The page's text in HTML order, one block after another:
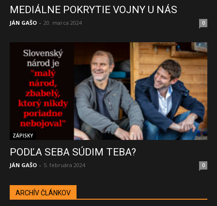
MEDIÁLNE POKRYTIE VOJNY U NÁS
JÁN GAŠO - 20. marca 2024 0
ZÁPISKY
PODĽA SEBA SÚDIM TEBA?
JÁN GAŠO - 5. februára 2024 0
ARCHÍV ČLÁNKOV